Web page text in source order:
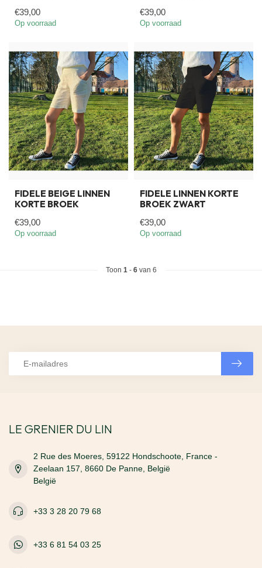
€39,00
Op voorraad
€39,00
Op voorraad
FIDELE BEIGE LINNEN
KORTE BROEK
€39,00
Op voorraad
FIDELE LINNEN KORTE
BROEK ZWART
€39,00
Op voorraad
Toon 1- 6van 6
LE GRENIER DU LIN
2 Rue des Moeres, 59122 Hondschoote, France -
Zeelaan 157, 8660 De Panne, België
België
+33 3 28 20 79 68
+33 6 81 54 03 25